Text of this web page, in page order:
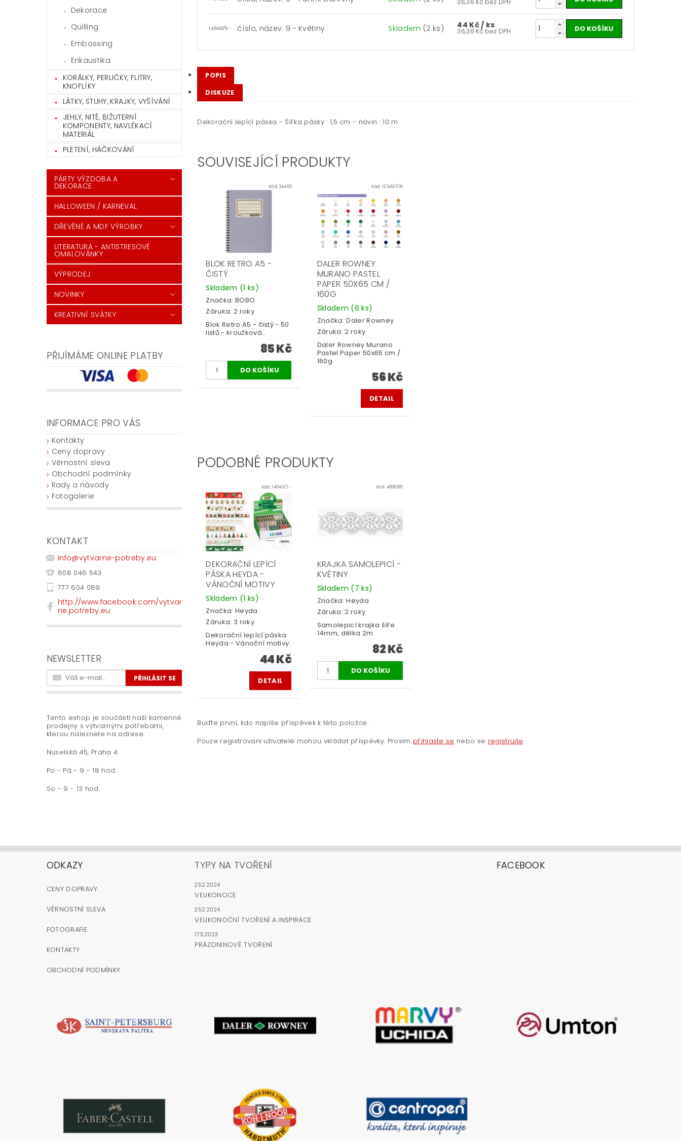
Dekorace
Quilling
Embossing
Enkaustika
KORÁLKY, PERLIČKY, FLITRY,
KNOFLÍKY
LÁTKY, STUHY, KRAJKY, VYŠÍVÁNÍ
JEHLY, NITĚ, BIŽUTERNÍ
KOMPONENTY, NAVLÉKACÍ
MATERIÁL
PLETENÍ, HÁČKOVÁNÍ
PÁRTY VÝZDOBA A
DEKORACE
HALLOWEEN / KARNEVAL
DŘEVĚNÉ A MDF VÝROBKY
LITERATURA - ANTISTRESOVÉ
OMALOVÁNKY
VÝPRODEJ
NOVINKY
KREATIVNÍ SVÁTKY
PŘIJÍMÁME ONLINE PLATBY
INFORMACE PRO VÁS
Kontakty
Ceny dopravy
Věrnostní sleva
Obchodní podmínky
Rady a návody
Fotogalerie
KONTAKT
info@vytvarne-potreby.eu
608 046 543
777 604 089
http://www.facebook.com/vytvar
ne.potreby.eu
NEWSLETTER
Tento eshop je součástí naší kamenné
prodejny s výtvarnými potřebami,
kterou naleznete na adrese:
Nuselská 45, Praha 4
Po - Pá - 9 - 18 hod.
So - 9 - 13 hod.
36,36 Kč bez DPH
14648/9 - číslo, název: 9 - Květiny Skladem (2 ks) 44 Kč/ ks
36,36 Kč bez DPH
POPIS
DISKUZE
Dekorační lepící páska - Šířka pásky : 1,5 cm - návin : 10 m.
SOUVISEJÍCÍ PRODUKTY
Kód: 24466
BLOK RETRO A5 -
ČISTÝ
Skladem (1 ks)
Značka: BOBO
Záruka: 2 roky
Blok Retro A5 - čistý - 50
listů - kroužková...
85 Kč
Kód: 12349/035
DALER ROWNEY
MURANO PASTEL
PAPER 50X65 CM /
160G
Skladem (6 ks)
Značka:Daler Rowney
Záruka: 2 roky
Daler Rowney Murano
Pastel Paper 50x65 cm /
160g.
56 Kč
DETAIL
PODOBNÉ PRODUKTY
Kód:14645/3 -
DEKORAČNÍ LEPÍCÍ
PÁSKA HEYDA -
VÁNOČNÍ MOTIVY
Skladem (1 ks)
Značka: Heyda
Záruka: 3 roky
Dekorační lepící páska
Heyda - Vánoční motivy.
44 Kč
DETAIL
Kód: 4880081
KRAJKA SAMOLEPICÍ -
KVĚTINY
Skladem (7 ks)
Značka:Heyda
Záruka: 2 roky
Samolepicí krajka šíře
14mm, délka 2m
82 Kč
Buďte první, kdo napíše příspěvek k této položce.
Pouze registrovaní uživatelé mohou vkládat příspěvky. Prosím přihlaste se nebo se registrujte.
ODKAZY
CENY DOPRAVY
VĚRNOSTNÍ SLEVA
FOTOGRAFIE
KONTAKTY
OBCHODNÍ PODMÍNKY
TYPY NA TVOŘENÍ
25.2.2024
VELIKONOCE
25.2.2024
VELIKONOČNÍ TVOŘENÍ A INSPIRACE
17.5.2023
PRÁZDNINOVÉ TVOŘENÍ
FACEBOOK